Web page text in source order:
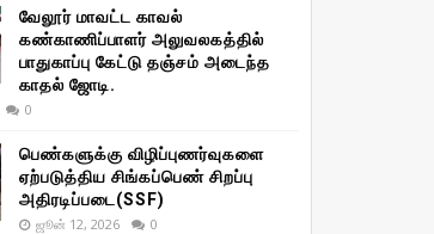
வேலூர் மாவட்ட காவல்
கண்காணிப்பாளர் அலுவலகத்தில்
பாதுகாப்பு கேட்டு தஞ்சம் அடைந்த
காதல் ஜோடி.
0
பெண்களுக்கு விழிப்புணர்வுகளை
ஏற்படுத்திய சிங்கப்பெண் சிறப்பு
அதிரடிப்படை(SSF)
ஜூன் 12, 2026 0